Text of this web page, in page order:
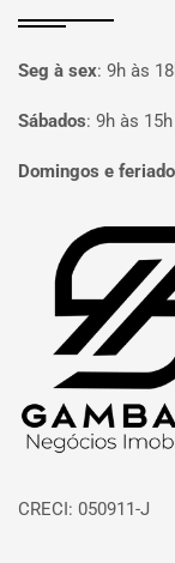
Seg à sex: 9h às
Sábados: 9h às 15h
Domingos e
Página inicial
CRECI: 050911-J